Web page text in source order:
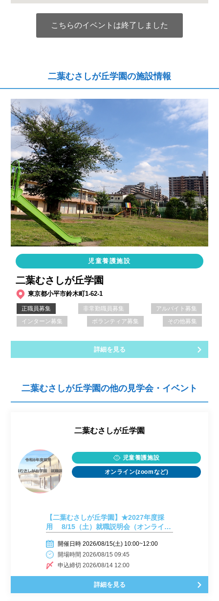
こちらのイベントは終了しました
二葉むさしが丘学園の施設情報
児童養護施設
二葉むさしが丘学園
東京都小平市鈴木町1-62-1
正職員募集 非常勤職員募集
アルバイト募集
インターン募集
ボランティア募集 その他募集
詳細を見る
二葉むさしが丘学園の他の見学会・イベント
二葉むさしが丘学園
児童養護施設
オンライン(zoomなど)
【二葉むさしが丘学園】★2027年度採
用 8/15（土）就職説明会（オンライ
開催日時 2026/08/15(土) 10:00~12:00
開場時間 2026/08/15 09:45
申込締切 2026/08/14 12:00
詳細を見る